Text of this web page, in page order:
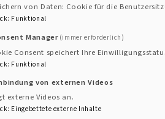
von Daten: Cookie für die
: Funktional
Manager (immer erforderlich)
Consent speichert Ihre
: Funktional
von externen Videos
externe Videos an.
: Eingebettete externe Inhalte